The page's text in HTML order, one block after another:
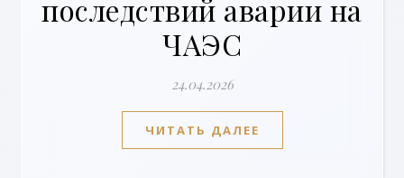
последствий аварии на
ЧАЭС
24.04.2026
ЧИТАТЬ ДАЛЕЕ